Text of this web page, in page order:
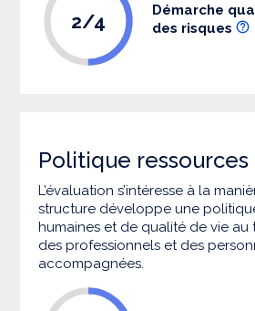
2/4
Démarche
des risques
Politique
L’évaluation s’intéresse à la
structure développe une
humaines et de qualité de vie au
des professionnels et des
accompagnées.